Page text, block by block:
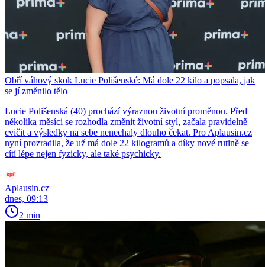
Obří váhový skok Lucie Polišenské: Má dole 22 kilo a popsala, jak
se jí změnilo tělo
Lucie Polišenská (40) prochází výraznou životní proměnou. Před
několika měsíci se rozhodla změnit životní styl, začala pravidelně
cvičit a výsledky na sebe nenechaly dlouho čekat. Pro Aplausin.cz
nyní prozradila, že už má dole 22 kilogramů a díky nové rutině se
cítí lépe nejen fyzicky, ale také psychicky.
Aplausin.cz
dnes, 09:13
2 min